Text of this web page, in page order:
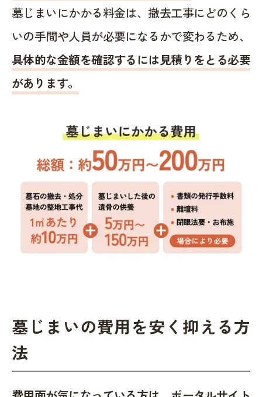
墓じまいにかかる料金は、撤去工事にどのくら
いの手間や人員が必要になるかで変わるため、
具体的な金額を確認するには見積りをとる必要
があります。
墓じまいの費用を安く抑える方
法